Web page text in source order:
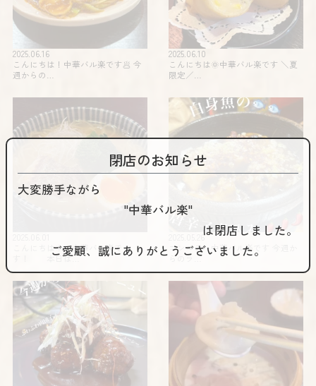
2025.06.16
こんにちは！中華バル楽です🥟 今
週からの…
2025.06.10
こんにちは🌞中華バル楽です️ ＼夏
限定️／…
こんにちは🌞 中華バル楽で
す！ 本日は…
2025.05.26
コンニチハ️️中華バル楽です 今週か
らのラ…
閉店のお知らせ
大変勝手ながら
"中華バル楽"
は閉店しました。
ご愛顧、誠にありがとうございました。